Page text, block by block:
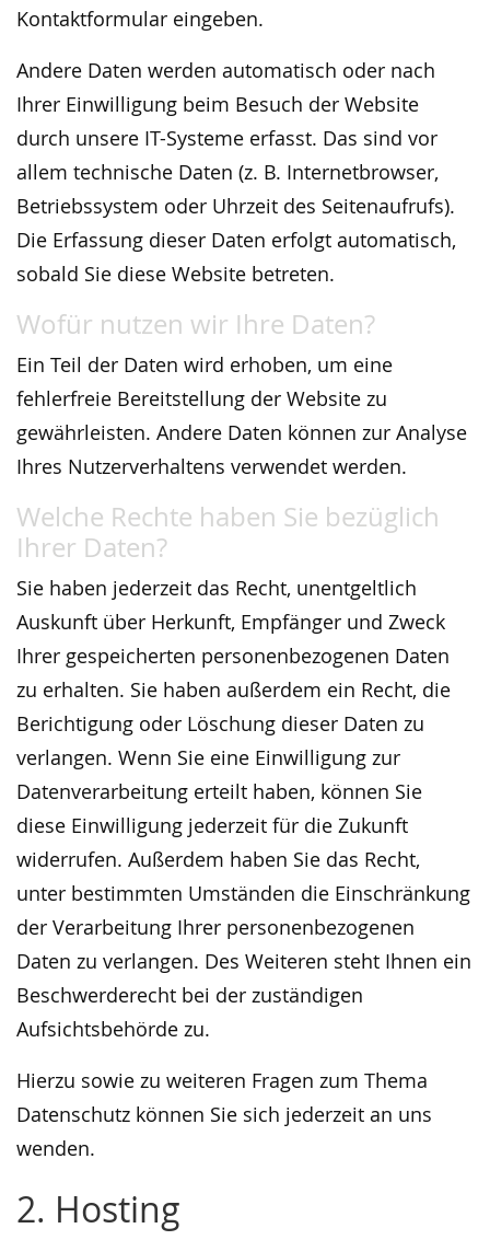
Kontaktformular eingeben.
Andere Daten werden automatisch oder nach
Ihrer Einwilligung beim Besuch der Website
durch unsere IT-Systeme erfasst. Das sind vor
allem technische Daten (z. B. Internetbrowser,
Betriebssystem oder Uhrzeit des Seitenaufrufs).
Die Erfassung dieser Daten erfolgt automatisch,
sobald Sie diese Website betreten.
Wofür nutzen wir Ihre Daten?
Ein Teil der Daten wird erhoben, um eine
fehlerfreie Bereitstellung der Website zu
gewährleisten. Andere Daten können zur Analyse
Ihres Nutzerverhaltens verwendet werden.
Welche Rechte haben Sie bezüglich
Ihrer Daten?
Sie haben jederzeit das Recht, unentgeltlich
Auskunft über Herkunft, Empfänger und Zweck
Ihrer gespeicherten personenbezogenen Daten
zu erhalten. Sie haben außerdem ein Recht, die
Berichtigung oder Löschung dieser Daten zu
verlangen. Wenn Sie eine Einwilligung zur
Datenverarbeitung erteilt haben, können Sie
diese Einwilligung jederzeit für die Zukunft
widerrufen. Außerdem haben Sie das Recht,
unter bestimmten Umständen die Einschränkung
der Verarbeitung Ihrer personenbezogenen
Daten zu verlangen. Des Weiteren steht Ihnen ein
Beschwerderecht bei der zuständigen
Aufsichtsbehörde zu.
Hierzu sowie zu weiteren Fragen zum Thema
Datenschutz können Sie sich jederzeit an uns
wenden.
2. Hosting